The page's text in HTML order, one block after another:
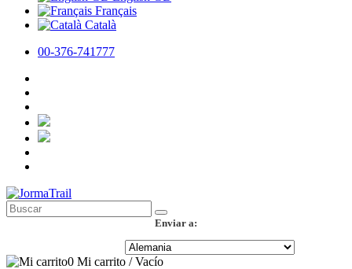
Français
Català
00-376-741777
Enviar a:
0 Mi carrito /Vacío